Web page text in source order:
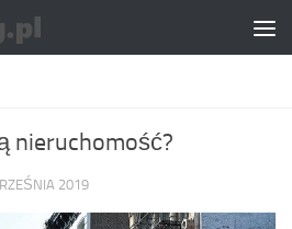
nieruchomość?
2019